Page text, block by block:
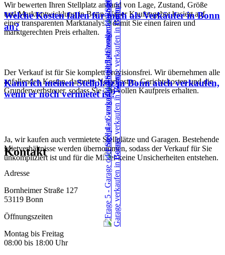
Wir bewerten Ihren Stellplatz anhand von Lage, Zustand, Größe
und Marktentwicklung in Bonn. Unser Kaufangebot basiert auf
einer transparenten Marktanalyse, damit Sie einen fairen und
marktgerechten Preis erhalten.
Welche Kosten fallen für mich als Verkäufer in Bonn
an?
Der Verkauf ist für Sie komplett provisionsfrei. Wir übernehmen alle
anfallenden Kosten, darunter Notarkosten, Gerichtskosten und die
Grunderwerbsteuer, sodass Sie den vollen Kaufpreis erhalten.
Kann ich meinen Stellplatz in Bonn auch verkaufen,
wenn er noch vermietet ist?
Ja, wir kaufen auch vermietete Stellplätze und Garagen. Bestehende
Mietverhältnisse werden übernommen, sodass der Verkauf für Sie
unkompliziert ist und für die Mieter keine Unsicherheiten entstehen.
Kontakt
Adresse
Bornheimer Straße 127
53119 Bonn
Öffnungszeiten
Montag bis Freitag
08:00 bis 18:00 Uhr